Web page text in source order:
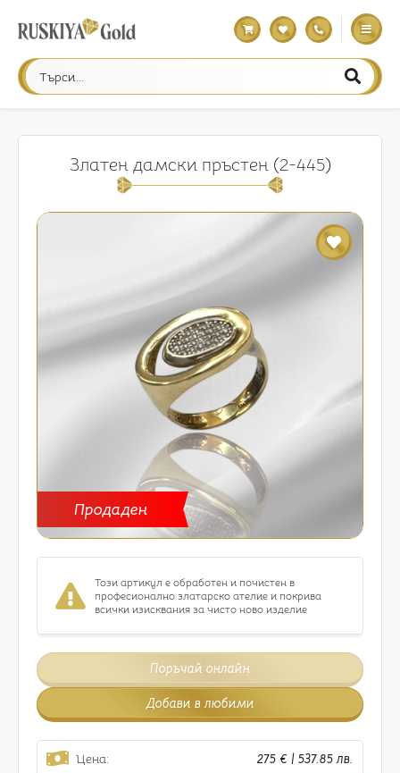
Златен дамски пръстен (2-445)
Продаден
Този артикул е обработен и почистен в
професионално златарско ателие и покрива
всички изисквания за чисто ново изделие
Поръчай онлайн
Добави в любими
Цена: 275 € | 537.85 лв.